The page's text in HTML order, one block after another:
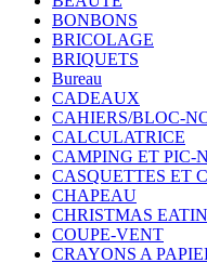
BONBONS
BRICOLAGE
BRIQUETS
Bureau
CADEAUX
CAHIERS/BLOC-
CALCULATRICE
CAMPING ET PIC-
CASQUETTES ET
CHAPEAU
CHRISTMAS
COUPE-VENT
CRAYONS A